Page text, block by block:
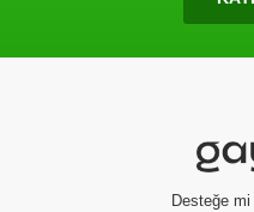
Ürün
Desteğe mi